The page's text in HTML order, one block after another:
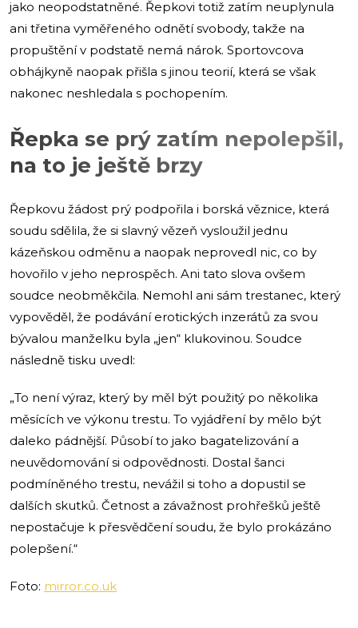
jako neopodstatněné. Řepkovi totiž zatím neuplynula
ani třetina vyměřeného odnětí svobody, takže na
propuštění v podstatě nemá nárok. Sportovcova
obhájkyně naopak přišla s jinou teorií, která se však
nakonec neshledala s pochopením.
Řepka se prý zatím nepolepšil,
na to je ještě brzy
Řepkovu žádost prý podpořila i borská věznice, která
soudu sdělila, že si slavný vězeň vysloužil jednu
kázeňskou odměnu a naopak neprovedl nic, co by
hovořilo v jeho neprospěch. Ani tato slova ovšem
soudce neobměkčila. Nemohl ani sám trestanec, který
vypověděl, že podávání erotických inzerátů za svou
bývalou manželku byla „jen“ klukovinou. Soudce
následně tisku uvedl:
„To není výraz, který by měl být použitý po několika
měsících ve výkonu trestu. To vyjádření by mělo být
daleko pádnější. Působí to jako bagatelizování a
neuvědomování si odpovědnosti. Dostal šanci
podmíněného trestu, nevážil si toho a dopustil se
dalších skutků. Četnost a závažnost prohřešků ještě
nepostačuje k přesvědčení soudu, že bylo prokázáno
polepšení.“
Foto: mirror.co.uk